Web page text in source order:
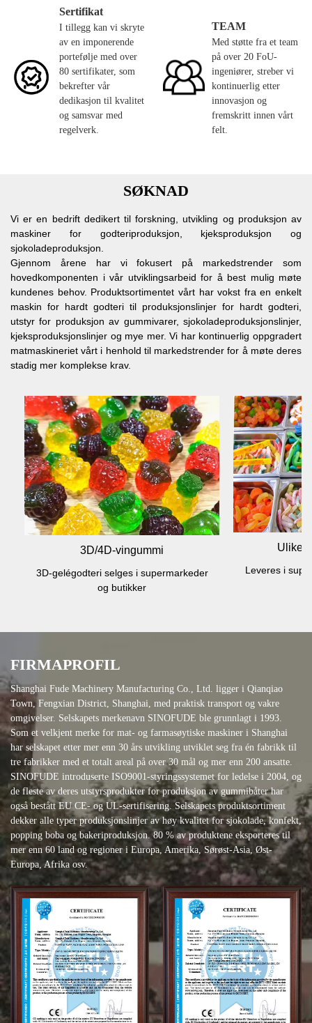
Sertifikat
I tillegg kan vi skryte
av en imponerende
portefølje med over
80 sertifikater, som
bekrefter vår
dedikasjon til kvalitet
og samsvar med
regelverk.
TEAM
Med støtte fra et team
på over 20 FoU-
ingeniører, streber vi
kontinuerlig etter
innovasjon og
fremskritt innen vårt
felt.
SØKNAD
Vi er en bedrift dedikert til forskning, utvikling og produksjon av
maskiner for godteriproduksjon, kjeksproduksjon og
sjokoladeproduksjon.
Gjennom årene har vi fokusert på markedstrender som
hovedkomponenten i vår utviklingsarbeid for å best mulig møte
kundenes behov. Produktsortimentet vårt har vokst fra en enkelt
maskin for hardt godteri til produksjonslinjer for hardt godteri,
utstyr for produksjon av gummivarer, sjokoladeproduksjonslinjer,
kjeksproduksjonslinjer og mye mer. Vi har kontinuerlig oppgradert
matmaskineriet vårt i henhold til markedstrender for å møte deres
stadig mer komplekse krav.
3D/4D-vingummi
gelégodteri selges i supermarkeder
og butikker
Ulike
Leveres i supermarked/
FIRMAPROFIL
Shanghai Fude Machinery Manufacturing Co., Ltd. ligger i Qianqiao
Town, Fengxian District, Shanghai, med praktisk transport og vakre
omgivelser. Selskapets merkenavn SINOFUDE ble grunnlagt i 1993.
Som et velkjent merke for mat- og farmasøytiske maskiner i Shanghai
har selskapet etter mer enn 30 års utvikling utviklet seg fra én fabrikk til
tre fabrikker med et totalt areal på over 30 mål og mer enn 200 ansatte.
SINOFUDE introduserte ISO9001-styringssystemet for ledelse i 2004, og
de fleste av deres utstyrsprodukter for produksjon av gummibåter har
også bestått EU CE- og UL-sertifisering. Selskapets produktsortiment
dekker alle typer produksjonslinjer av høy kvalitet for sjokolade, konfekt,
popping boba og bakeriproduksjon. 80 % av produktene eksporteres til
mer enn 60 land og regioner i Europa, Amerika, Sørøst-Asia, Øst-
Europa, Afrika osv.